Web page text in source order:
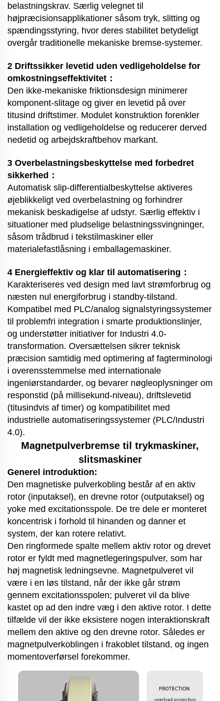
belastningskrav. Særlig velegnet til
højpræcisionsapplikationer såsom tryk, slitting og
spændingsstyring, hvor deres stabilitet betydeligt
overgår traditionelle mekaniske bremse-systemer.
2 Driftssikker levetid uden vedligeholdelse for
omkostningseffektivitet：
Den ikke-mekaniske friktionsdesign minimerer
komponent-slitage og giver en levetid på over
titusind driftstimer. Modulet konstruktion forenkler
installation og vedligeholdelse og reducerer derved
nedetid og arbejdskraftbehov markant.
3 Overbelastningsbeskyttelse med forbedret
sikkerhed：
Automatisk slip-differentialbeskyttelse aktiveres
øjeblikkeligt ved overbelastning og forhindrer
mekanisk beskadigelse af udstyr. Særlig effektiv i
situationer med pludselige belastningssvingninger,
såsom trådbrud i tekstilmaskiner eller
materialefastlåsning i emballagemaskiner.
4 Energieffektiv og klar til automatisering：
Karakteriseres ved design med lavt strømforbrug og
næsten nul energiforbrug i standby-tilstand.
Kompatibel med PLC/analog signalstyringssystemer
til problemfri integration i smarte produktionslinjer,
og understøtter initiativer for Industri 4.0-
transformation. Oversættelsen sikrer teknisk
præcision samtidig med optimering af fagterminologi
i overensstemmelse med internationale
ingeniørstandarder, og bevarer nøgleoplysninger om
responstid (på millisekund-niveau), driftslevetid
(titusindvis af timer) og kompatibilitet med
industrielle automatiseringssystemer (PLC/Industri
4.0).
Magnetpulverbremse til trykmaskiner,
slitsmaskiner
Generel introduktion:
Den magnetiske pulverkobling består af en aktiv
rotor (inputaksel), en drevne rotor (outputaksel) og
yoke med excitationsspole. De tre dele er monteret
koncentrisk i forhold til hinanden og danner et
system, der kan rotere relativt.
Den ringformede spalte mellem aktiv rotor og drevet
rotor er fyldt med magnetlegeringspulver, som har
høj magnetisk ledningsevne. Magnetpulveret vil
være i en løs tilstand, når der ikke går strøm
gennem excitationsspolen; pulveret vil da blive
kastet op ad den indre væg i den aktive rotor. I dette
tilfælde vil der ikke eksistere nogen interaktionskraft
mellem den aktive og den drevne rotor. Således er
magnetpulverkoblingen i frakoblet tilstand, og ingen
momentoverførsel forekommer.